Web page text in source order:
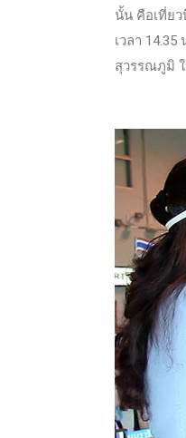
นั้น คือเที่ย
เวลา
สุวรรณภูมิ